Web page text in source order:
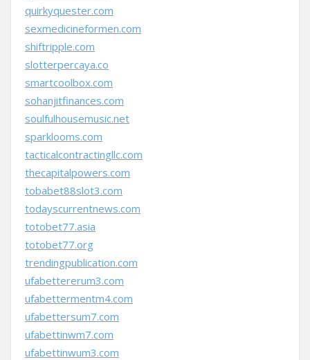
quirkyquester.com
sexmedicineformen.com
shiftripple.com
slotterpercaya.co
smartcoolbox.com
sohanjitfinances.com
soulfulhousemusic.net
sparklooms.com
tacticalcontractingllc.com
thecapitalpowers.com
tobabet88slot3.com
todayscurrentnews.com
totobet77.asia
totobet77.org
trendingpublication.com
ufabettererum3.com
ufabettermentm4.com
ufabettersum7.com
ufabettinwm7.com
ufabettinwum3.com